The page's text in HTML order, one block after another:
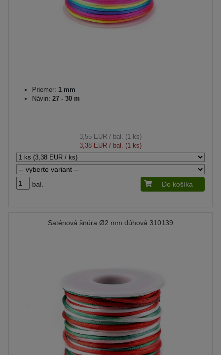
Priemer: 1 mm
Návin: 27 - 30 m
3,55 EUR/ bal. (1 ks)
3,38 EUR / bal. (1 ks)
bal. Do košíka
Saténová šnúra Ø2 mm dúhová 310139